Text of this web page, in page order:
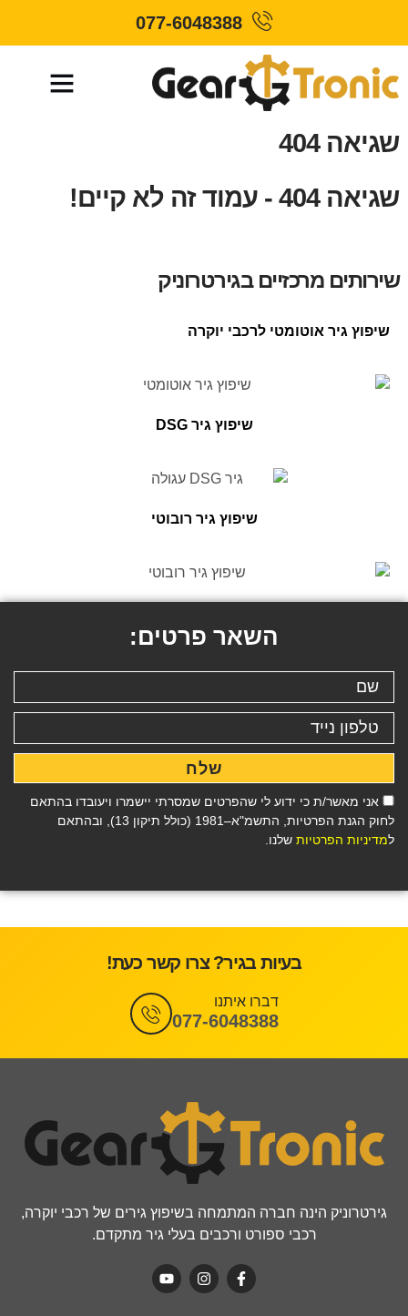
077-6048388
שגיאה 404
שגיאה 404 - עמוד זה לא קיים!
שירותים מרכזיים בגירטרוניק
שיפוץ גיר אוטומטי לרכבי יוקרה
שיפוץ גיר DSG
שיפוץ גיר רובוטי
השאר פרטים:
אני מאשר/ת כי ידוע לי שהפרטים שמסרתי יישמרו ויעובדו בהתאם
לחוק הגנת הפרטיות, התשמ"א–1981 (כולל תיקון 13), ובהתאם
למדיניות הפרטיות שלנו.
שלח
בעיות בגיר? צרו קשר כעת!
דברו איתנו
077-6048388
גירטרוניק הינה חברה המתמחה בשיפוץ גירים של רכבי יוקרה,
רכבי ספורט ורכבים בעלי גיר מתקדם.